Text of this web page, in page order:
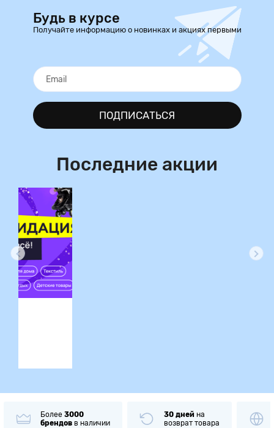
Будь в курсе
Получайте информацию о новинках и акциях первыми
ПОДПИСАТЬСЯ
Последние акции
Более 3000
брендов в наличии
30 дней на
возврат товара